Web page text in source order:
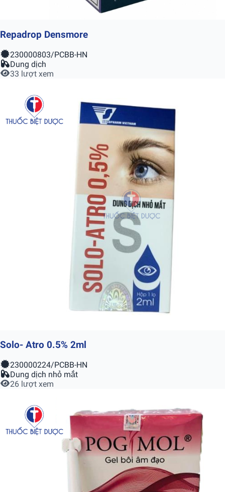
Repadrop Densmore
230000803/PCBB-HN
Dung dịch
33 lượt xem
Solo- Atro 0.5% 2ml
230000224/PCBB-HN
Dung dịch nhỏ mắt
26 lượt xem